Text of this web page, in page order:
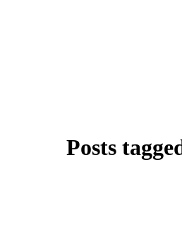
Posts